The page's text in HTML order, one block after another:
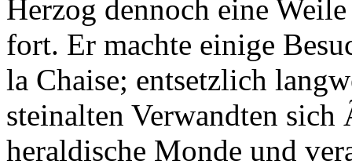
Herzog dennoch eine
fort. Er machte einige
la Chaise; entsetzlich
steinalten Verwandten
heraldische Monde und